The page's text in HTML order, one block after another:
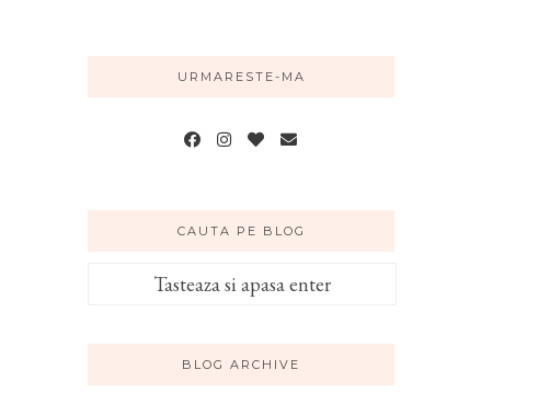
URMARESTE-MA
CAUTA PE BLOG
BLOG ARCHIVE